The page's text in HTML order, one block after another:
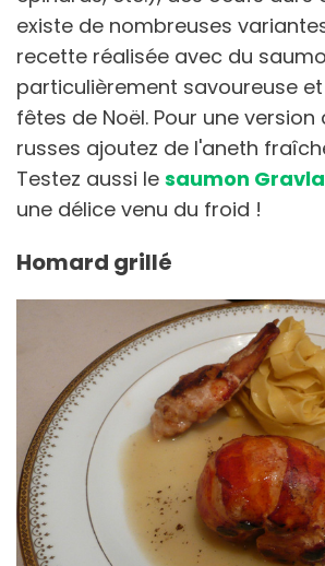
existe de nombreuses
recette réalisée avec du
particulièrement savoureuse
fêtes de Noël. Pour une version
russes ajoutez de l'aneth
Testez aussi le saumon
une délice venu du froid !
Homard grillé